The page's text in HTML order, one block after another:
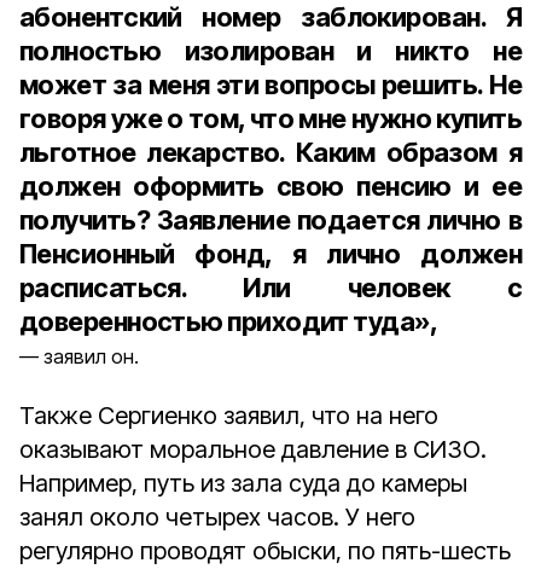
абонентский номер заблокирован. Я
полностью изолирован и никто не
может за меня эти вопросы решить. Не
говоря уже о том, что мне нужно купить
льготное лекарство. Каким образом я
должен оформить свою пенсию и ее
получить? Заявление подается лично в
Пенсионный фонд, я лично должен
расписаться. Или человек с
доверенностью приходит туда»,
заявил он.
Также Сергиенко заявил, что на него
оказывают моральное давление в СИЗО.
Например, путь из зала суда до камеры
занял около четырех часов. У него
регулярно проводят обыски, по пять-шесть